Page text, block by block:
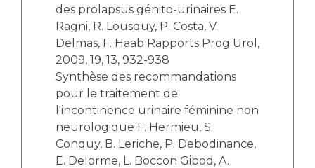
des prolapsus génito-urinaires E.
Ragni, R. Lousquy, P. Costa, V.
Delmas, F. Haab Rapports Prog Urol,
2009, 19, 13, 932-938
Synthèse des recommandations
pour le traitement de
l'incontinence urinaire féminine non
neurologique F. Hermieu, S.
Conquy, B. Leriche, P. Debodinance,
E. Delorme, L. Boccon Gibod, A.